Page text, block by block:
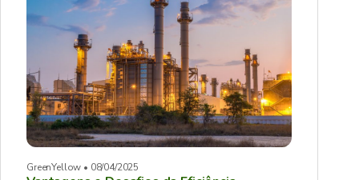
GreenYellow • 08/04/2025